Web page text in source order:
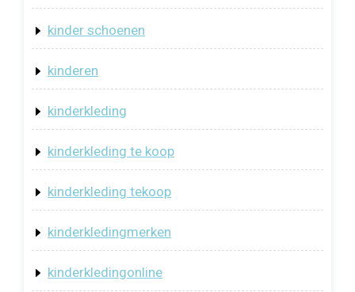
kinder schoenen
kinderen
kinderkleding
kinderkleding te koop
kinderkleding tekoop
kinderkledingmerken
kinderkledingonline